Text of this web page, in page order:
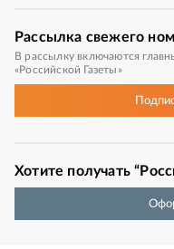
Рассылка свежего
В рассылку включаются
«Российской Газеты»
Хотите получать